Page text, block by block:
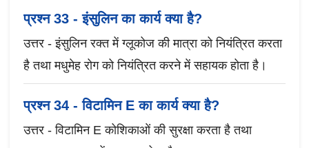
प्रश्न 33 - इंसुलिन का कार्य क्या है?
उत्तर - इंसुलिन रक्त में ग्लूकोज की मात्रा को नियंत्रित करता
है तथा मधुमेह रोग को नियंत्रित करने में सहायक होता है।
प्रश्न 34 - विटामिन E का कार्य क्या है?
उत्तर - विटामिन E कोशिकाओं की सुरक्षा करता है तथा